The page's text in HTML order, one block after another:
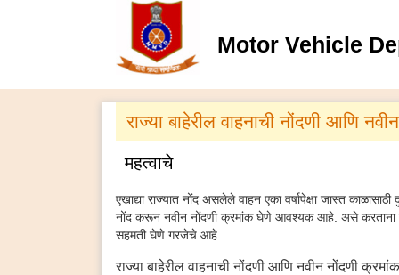
Motor Vehicle
राज्या बाहेरील वाहनाची नोंदणी आणि
महत्वाचे
एखाद्या राज्यात नोंद असलेले वाहन एका वर्षापेक्षा जास्त
नोंद करून नवीन नोंदणी क्रमांक घेणे आवश्यक आहे. असे करताना
सहमती घेणे गरजेचे आहे.
राज्या बाहेरील वाहनाची नोंदणी आणि नवीन नोंदणी